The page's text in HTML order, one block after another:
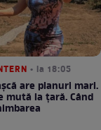
• la 18:05
are planuri mari.
mută la țară. Când